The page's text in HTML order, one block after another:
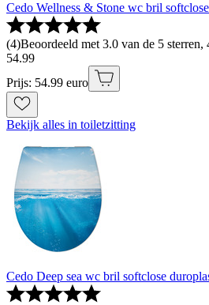
Cedo Wellness & Stone wc bril
(4)Beoordeeld met 3.0 van de 5 sterren,
54.99
Prijs: 54.99 euro
Bekijk alles in toiletzitting
Cedo Deep sea wc bril softclose